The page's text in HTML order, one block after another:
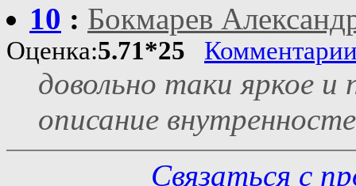
10 : Бокмарев
Оценка:5.71*25
довольно таки яркое и
описание
Связаться с